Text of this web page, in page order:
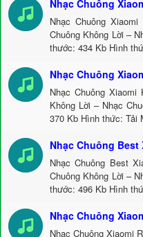
Nhạc Chuông
Nhạc Chuông
Chuông Không Lời –
thước: 434 Kb Hình
Nhạc Chuông
Nhạc Chuông Xiaomi
Không Lời – Nhạc
370 Kb Hình thức: Tải
Nhạc Chuông Best
Nhạc Chuông Best
Chuông Không Lời –
thước: 496 Kb Hình
Nhạc Chuông
Nhạc Chuông Xiaomi